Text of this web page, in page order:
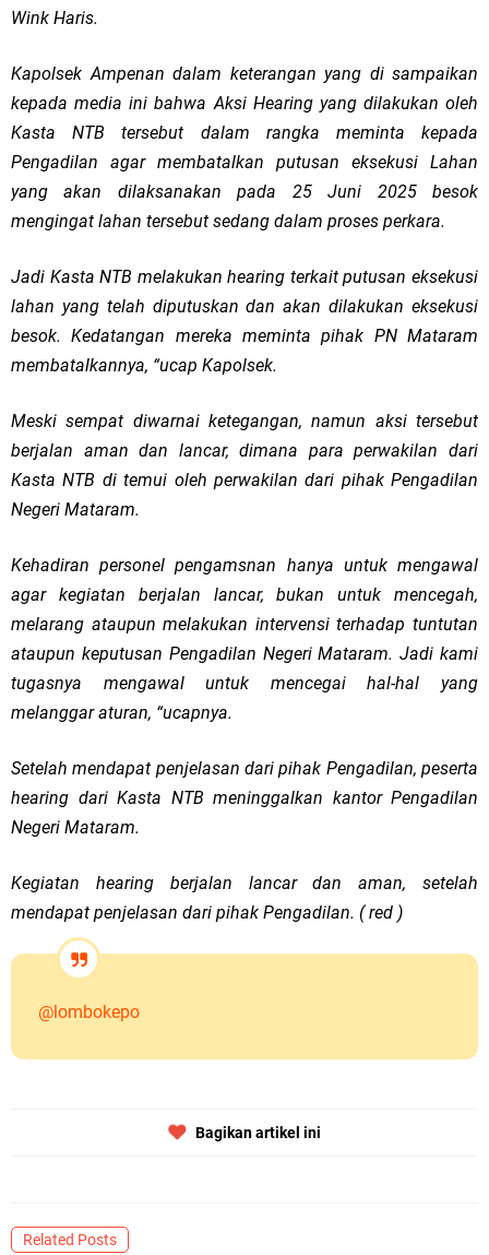
Wink Haris.
Kapolsek Ampenan dalam keterangan yang di sampaikan
kepada media ini bahwa Aksi Hearing yang dilakukan oleh
Kasta NTB tersebut dalam rangka meminta kepada
Pengadilan agar membatalkan putusan eksekusi Lahan
yang akan dilaksanakan pada 25 Juni 2025 besok
mengingat lahan tersebut sedang dalam proses perkara.
Jadi Kasta NTB melakukan hearing terkait putusan eksekusi
lahan yang telah diputuskan dan akan dilakukan eksekusi
besok. Kedatangan mereka meminta pihak PN Mataram
membatalkannya, “ucap Kapolsek.
Meski sempat diwarnai ketegangan, namun aksi tersebut
berjalan aman dan lancar, dimana para perwakilan dari
Kasta NTB di temui oleh perwakilan dari pihak Pengadilan
Negeri Mataram.
Kehadiran personel pengamsnan hanya untuk mengawal
agar kegiatan berjalan lancar, bukan untuk mencegah,
melarang ataupun melakukan intervensi terhadap tuntutan
ataupun keputusan Pengadilan Negeri Mataram. Jadi kami
tugasnya mengawal untuk mencegai hal-hal yang
melanggar aturan, “ucapnya.
Setelah mendapat penjelasan dari pihak Pengadilan, peserta
hearing dari Kasta NTB meninggalkan kantor Pengadilan
Negeri Mataram.
Kegiatan hearing berjalan lancar dan aman, setelah
mendapat penjelasan dari pihak Pengadilan. ( red )
@lombokepo
Bagikan artikel ini
Related Posts